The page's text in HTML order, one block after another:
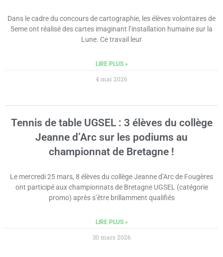
Dans le cadre du concours de cartographie, les élèves volontaires de
5eme ont réalisé des cartes imaginant l’installation humaine sur la
Lune. Ce travail leur
LIRE PLUS »
4 mai 2026
Tennis de table UGSEL : 3 élèves du collège
Jeanne d’Arc sur les podiums au
championnat de Bretagne !
Le mercredi 25 mars, 8 élèves du collège Jeanne d’Arc de Fougères
ont participé aux championnats de Bretagne UGSEL (catégorie
promo) après s’être brillamment qualifiés
LIRE PLUS »
30 mars 2026